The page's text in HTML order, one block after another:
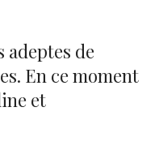
adeptes de
En ce moment
et